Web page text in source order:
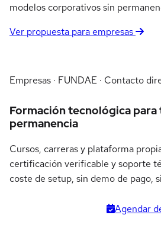
modelos corporativos sin
Ver propuesta para empresas
Empresas · FUNDAE · Contacto
Formación tecnológica para
permanencia
Cursos, carreras y plataforma
certificación verificable y soporte
coste de setup, sin demo de pago,
Agendar